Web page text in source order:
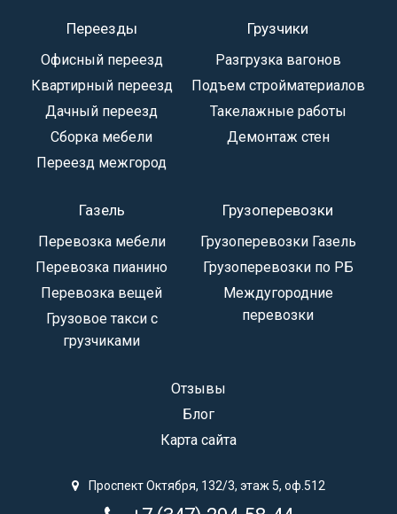
Переезды
Офисный переезд
Квартирный переезд
Дачный переезд
Сборка мебели
Переезд межгород
Грузчики
Разгрузка вагонов
Подъем стройматериалов
Такелажные работы
Демонтаж стен
Газель
Перевозка мебели
Перевозка пианино
Перевозка вещей
Грузовое такси с
грузчиками
Грузоперевозки
Грузоперевозки Газель
Грузоперевозки по РБ
Междугородние
перевозки
Отзывы
Блог
Карта сайта
Проспект Октября, 132/3, этаж 5, оф.512